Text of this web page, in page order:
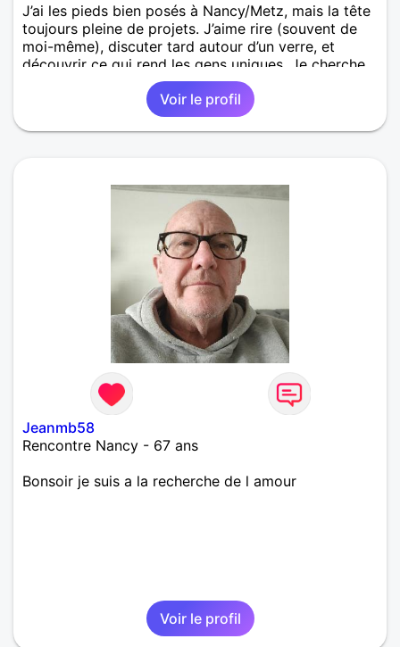
J’ai les pieds bien posés à Nancy/Metz, mais la tête
toujours pleine de projets. J’aime rire (souvent de
moi-même), discuter tard autour d’un verre, et
découvrir ce qui rend les gens uniques. Je cherche
pas un défilé de profils, mais une vraie complicité
avec une femme qui a envie de partager et de
construire. Si tu aimes les échanges sincères, avec
une pointe d’humour et un brin de folie, on risque de
Voir le profil
Jeanmb58
Rencontre Nancy - 67 ans
Bonsoir je suis a la recherche de l amour
Voir le profil